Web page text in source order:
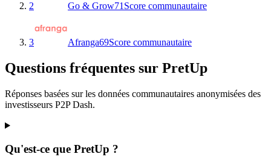
2 Go & Grow71Score communautaire
3 Afranga69Score communautaire
Questions fréquentes sur PretUp
Réponses basées sur les données communautaires anonymisées des
investisseurs P2P Dash.
Qu'est-ce que PretUp ?